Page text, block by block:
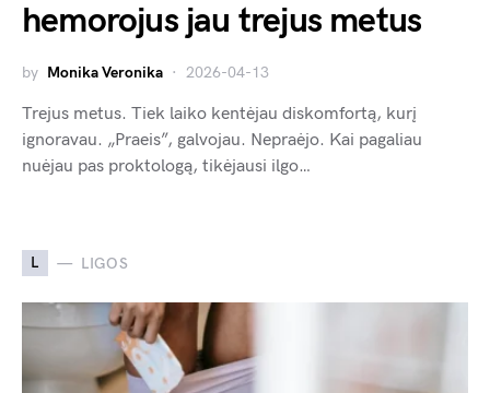
hemorojus jau trejus metus
by Monika Veronika 2026-04-13
Trejus metus. Tiek laiko kentėjau diskomfortą, kurį
ignoravau. „Praeis”, galvojau. Nepraėjo. Kai pagaliau
nuėjau pas proktologą, tikėjausi ilgo…
L LIGOS